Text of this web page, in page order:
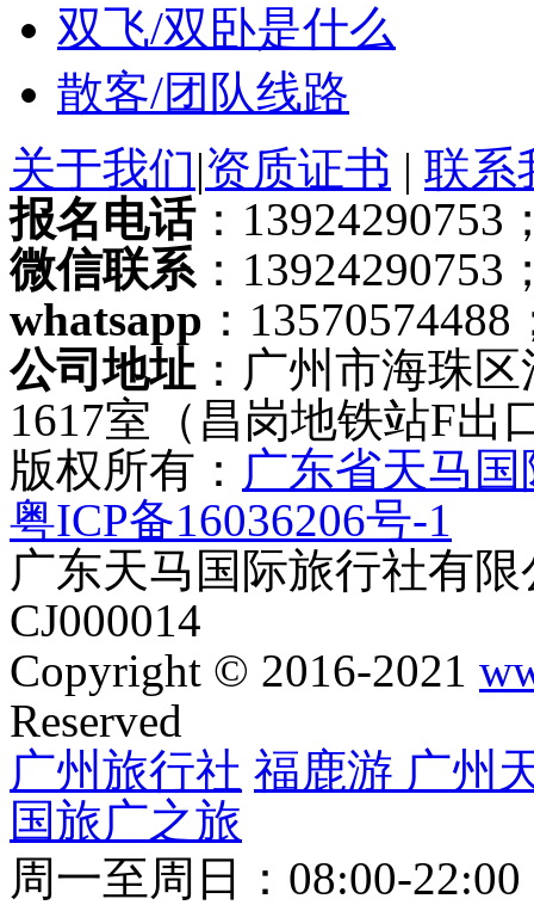
双飞/双卧是什么
散客/团队线路
关于我们|资质证书 | 联系
报名电话：13924290753
微信联系：13924290753
whatsapp ：13570574488
公司地址 ：广州市海珠
1617室（昌岗地铁站F出
版权所有： 广东省天马
粤ICP备16036206号-1
广东天马国际旅行社有
CJ000014
Copyright © 2016-2021
Reserved
广州旅行社 福鹿游 广州
国旅广之旅
周一至周日：08:00-